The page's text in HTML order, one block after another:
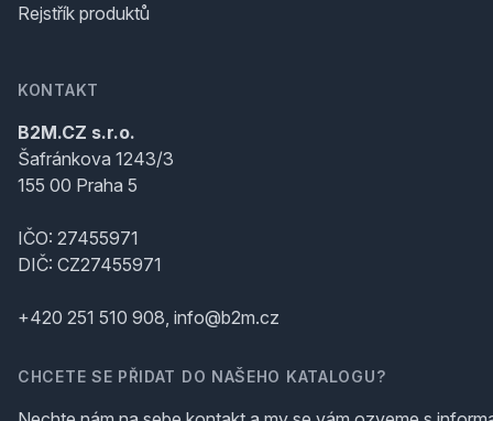
Rejstřík produktů
KONTAKT
B2M.CZ s.r.o.
Šafránkova 1243/3
155 00 Praha 5
IČO: 27455971
DIČ: CZ27455971
+420 251 510 908, info@b2m.cz
CHCETE SE PŘIDAT DO NAŠEHO KATALOGU?